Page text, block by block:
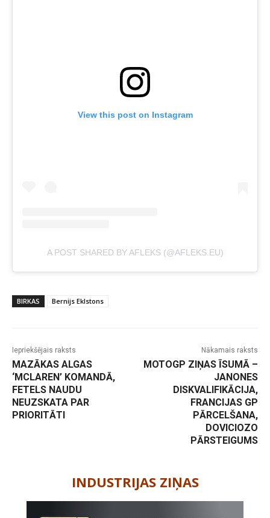
View this post on Instagram
A POST SHARED BY AFLEKS (@AFLEKS.EU)
BIRKAS Bernijs Eklstons
Iepriekšējais raksts
MAZĀKAS ALGAS
‘MCLAREN’ KOMANDĀ,
FETELS NAUDU
NEUZSKATA PAR
PRIORITĀTI
Nākamais raksts
MOTOGP ZIŅAS ĪSUMĀ –
JANONES
DISKVALIFIKĀCIJA,
FRANCIJAS GP
PĀRCELŠANA,
DOVICIOZO
PĀRSTEIGUMS
INDUSTRIJAS ZIŅAS